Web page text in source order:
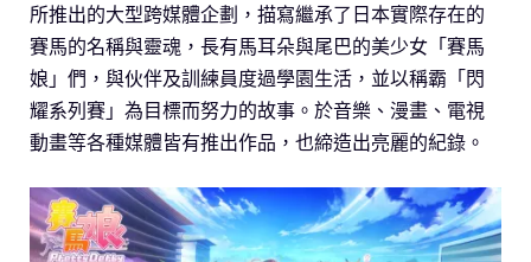
所推出的大型跨媒體企劃，描寫繼承了日本實際存在的
賽馬的名稱與靈魂，長有馬耳朵與尾巴的美少女「賽馬
娘」們，與伙伴及訓練員度過學園生活，並以稱霸「閃
耀系列賽」為目標而努力的故事。於音樂、漫畫、電視
動畫等各種媒體皆有推出作品，也締造出亮麗的紀錄。